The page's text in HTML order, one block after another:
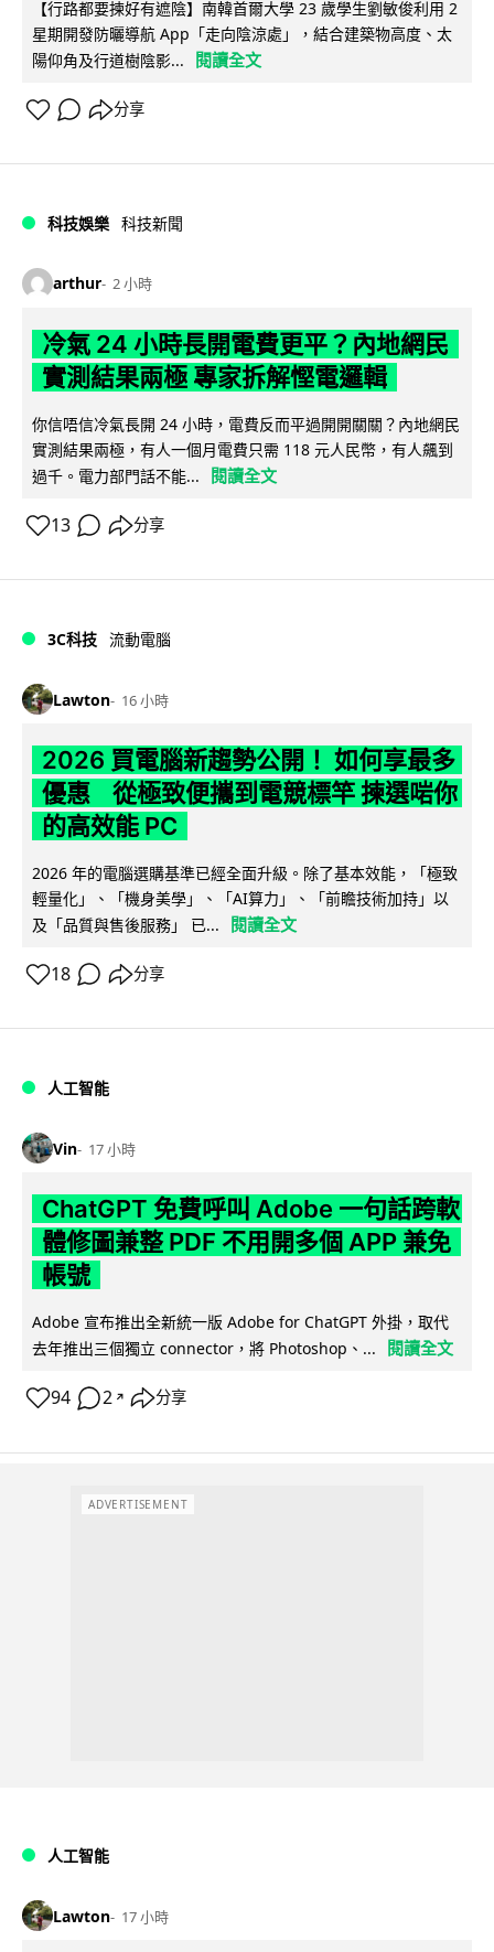
【行路都要揀好有遮陰】南韓首爾大學 23 歲學生劉敏俊利用 2
星期開發防曬導航 App「走向陰涼處」，結合建築物高度、太
陽仰角及行道樹陰影...
閱讀全文
分享
科技娛樂 科技新聞
arthur 2 小時
冷氣 24 小時長開電費更平？內地網民
實測結果兩極 專家拆解慳電邏輯
你信唔信冷氣長開 24 小時，電費反而平過開開關關？內地網民
實測結果兩極，有人一個月電費只需 118 元人民幣，有人飆到
過千。電力部門話不能...
閱讀全文
13 分享
3C科技 流動電腦
Lawton 16 小時
2026 買電腦新趨勢公開！ 如何享最多
優惠 從極致便攜到電競標竿 揀選啱你
的高效能 PC
2026 年的電腦選購基準已經全面升級。除了基本效能，「極致
輕量化」、「機身美學」、「AI算力」、「前瞻技術加持」以
及「品質與售後服務」 已...
閱讀全文
18 分享
人工智能
Vin 17 小時
ChatGPT 免費呼叫 Adobe 一句話跨軟
體修圖兼整 PDF 不用開多個 APP 兼免
帳號
Adobe 宣布推出全新統一版 Adobe for ChatGPT 外掛，取代
去年推出三個獨立 connector，將 Photoshop、...
閱讀全文
94 2 ↗ 分享
ADVERTISEMENT
人工智能
Lawton 17 小時